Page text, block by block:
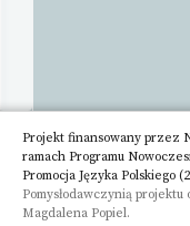
14
Adres
email
info@uken.krakow.pl
Strona
www
Projekt finansowany przez
ramach Programu
Promocja Języka Polskiego
Pomysłodawczynią
Magdalena Popiel.